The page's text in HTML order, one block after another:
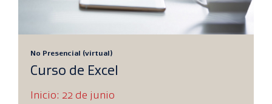
No Presencial (virtual)
Curso de Excel
Inicio: 22 de junio